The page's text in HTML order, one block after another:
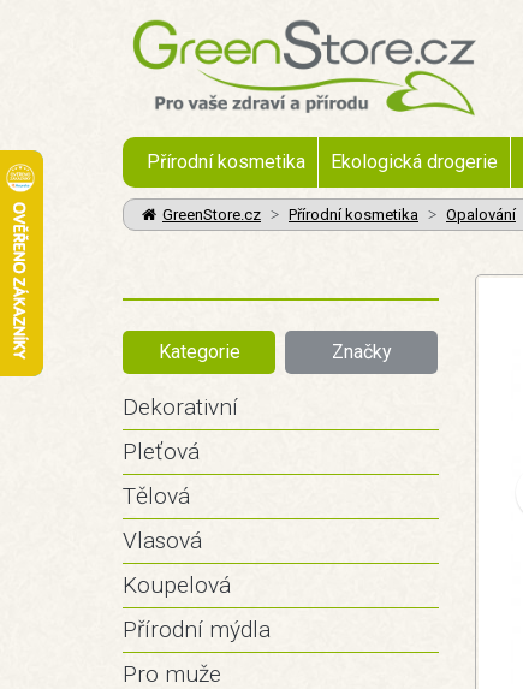
Přírodní kosmetika Ekologická drogerie
GreenStore.cz Přírodní kosmetika Opalování
Kategorie Značky
Dekorativní
Pleťová
Tělová
Vlasová
Koupelová
Přírodní mýdla
Pro muže